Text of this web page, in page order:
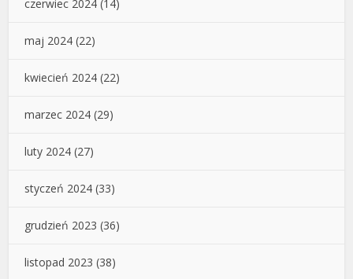
czerwiec 2024 (14)
maj 2024 (22)
kwiecień 2024 (22)
marzec 2024 (29)
luty 2024 (27)
styczeń 2024 (33)
grudzień 2023 (36)
listopad 2023 (38)